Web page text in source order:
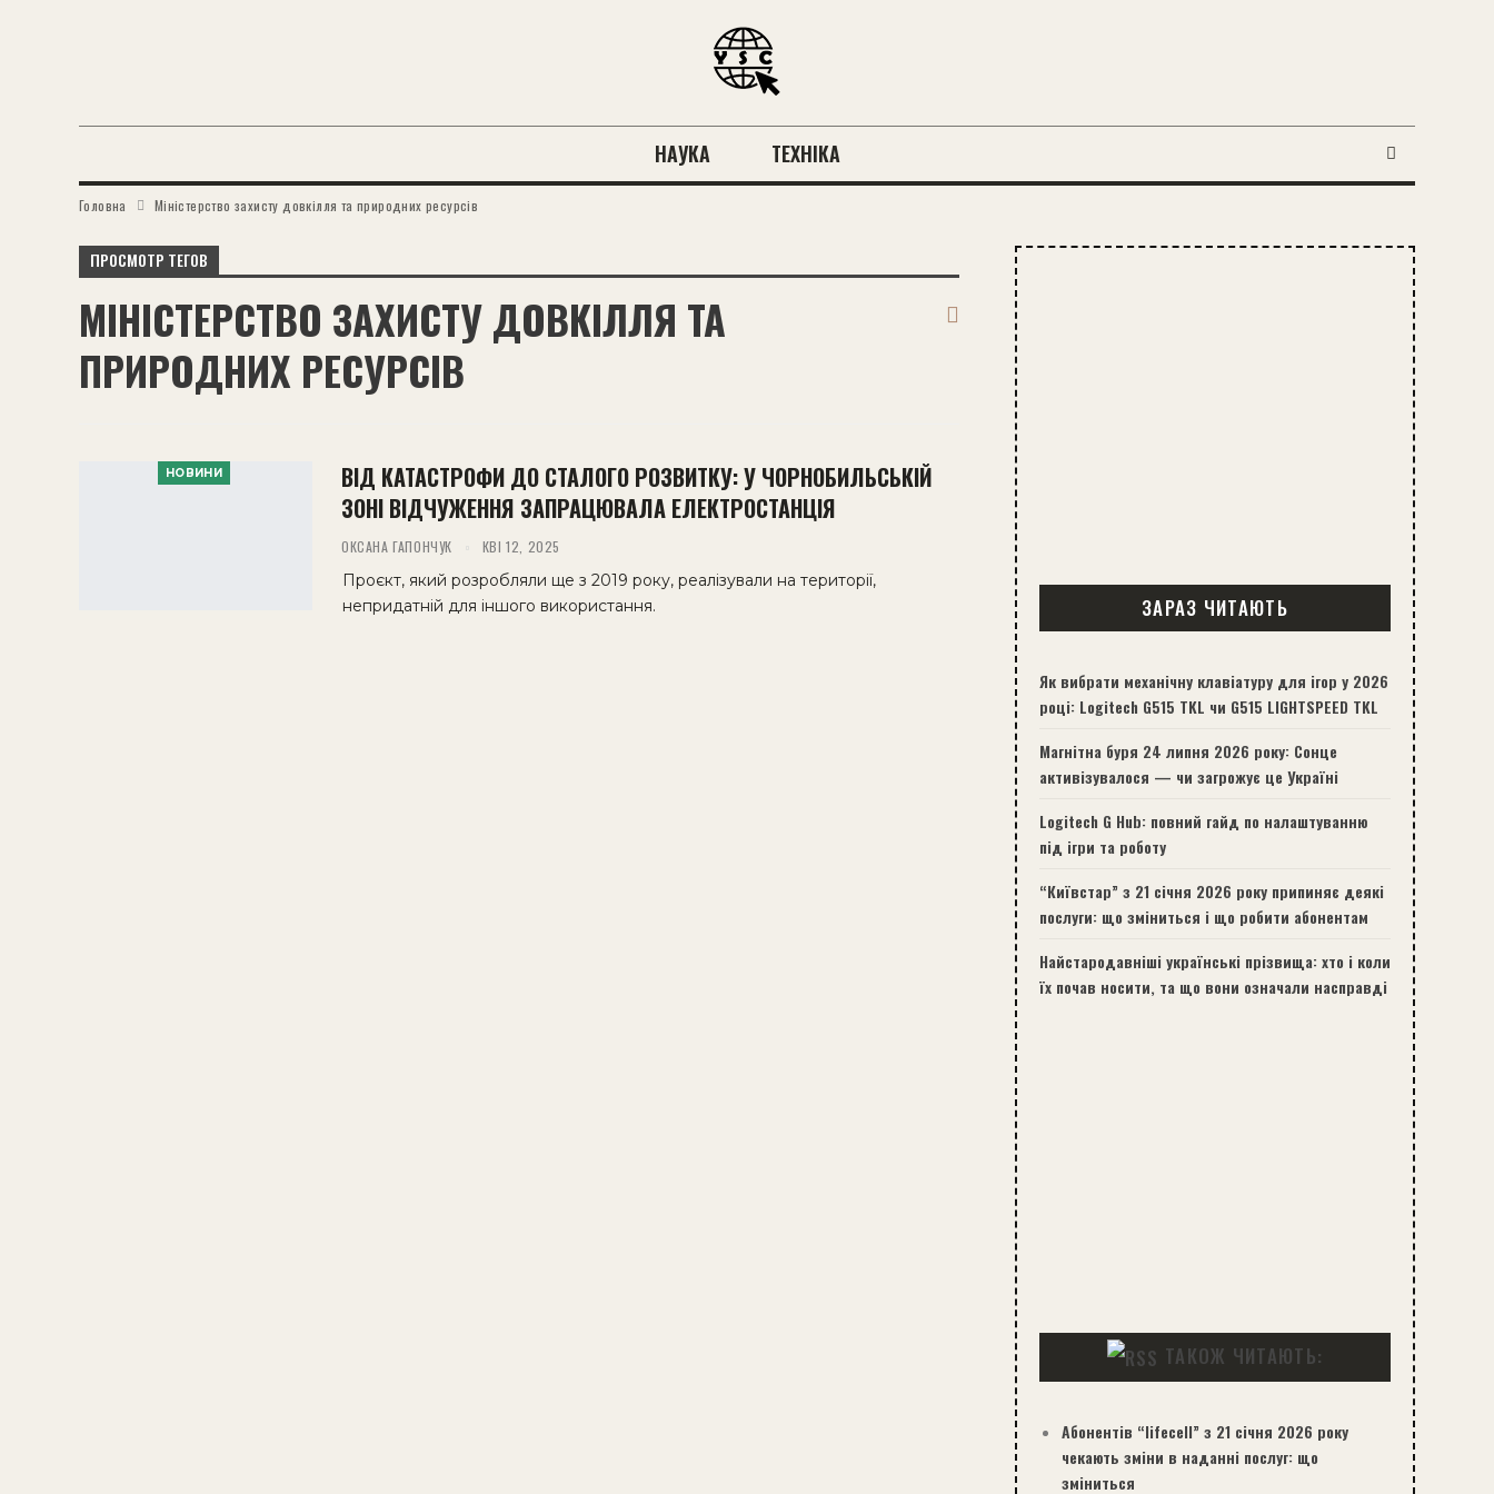
НАУКА ТЕХНІКА
Головна Міністерство захисту довкілля та природних ресурсів
ПРОСМОТР ТЕГОВ
МІНІСТЕРСТВО ЗАХИСТУ ДОВКІЛЛЯ ТА
ПРИРОДНИХ РЕСУРСІВ
НОВИНИ
ВІД КАТАСТРОФИ ДО СТАЛОГО РОЗВИТКУ: У ЧОРНОБИЛЬСЬКІЙ
ЗОНІ ВІДЧУЖЕННЯ ЗАПРАЦЮВАЛА ЕЛЕКТРОСТАНЦІЯ
ОКСАНА ГАПОНЧУК КВІ 12, 2025
Проєкт, який розробляли ще з 2019 року, реалізували на території,
непридатній для іншого використання.
ЗАРАЗ ЧИТАЮТЬ
Як вибрати механічну клавіатуру для ігор у 2026
році: Logitech G515 TKL чи G515 LIGHTSPEED TKL
Магнітна буря 24 липня 2026 року: Сонце
активізувалося — чи загрожує це Україні
Logitech G Hub: повний гайд по налаштуванню
під ігри та роботу
“Київстар” з 21 січня 2026 року припиняє деякі
послуги: що зміниться і що робити абонентам
Найстародавніші українські прізвища: хто і коли
їх почав носити, та що вони означали насправді
ТАКОЖ ЧИТАЮТЬ:
Абонентів “lifecell” з 21 січня 2026 року
чекають зміни в наданні послуг: що
зміниться